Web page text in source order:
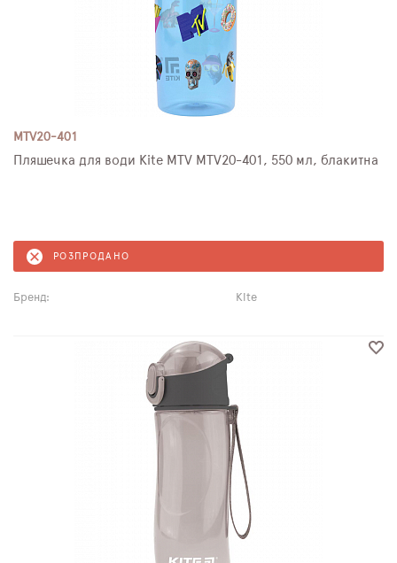
MTV20-401
Пляшечка для води Kite MTV MTV20-401, 550 мл, блакитна
РОЗПРОДАНО
Бренд: Kite